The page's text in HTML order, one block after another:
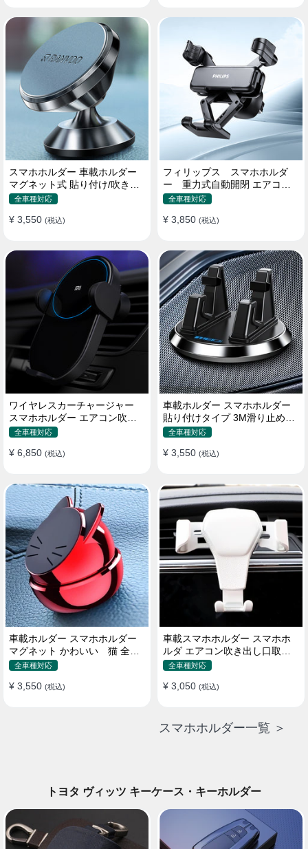
スマホホルダー 車載ホルダー
マグネット式 貼り付け/吹き出
し口 合金 多機種対応
全車種対応
¥ 3,550 (税込)
フィリップス スマホホルダ
ー 重力式自動開閉 エアコン
吹き出し口用 クリップ式 車
全車種対応
¥ 3,850 (税込)
ワイヤレスカーチャージャー
スマホホルダー エアコン吹き
出し口/ 貼り付け
全車種対応
¥ 6,850 (税込)
車載ホルダー スマホホルダー
貼り付けタイプ 3M滑り止めシ
リコンパッド 全機種
全車種対応
¥ 3,550 (税込)
車載ホルダー スマホホルダー
マグネット かわいい 猫 全機
種 片手操作
全車種対応
¥ 3,550 (税込)
車載スマホホルダー スマホホ
ルダ エアコン吹き出し口取り
付け 全機種 可愛い アニメ
全車種対応
¥ 3,050 (税込)
スマホホルダー一覧 ＞
トヨタ ヴィッツ キーケース・キーホルダー